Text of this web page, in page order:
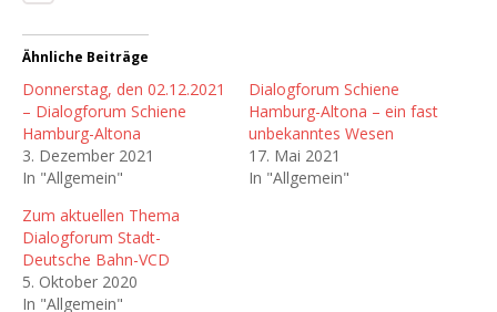
Ähnliche Beiträge
Donnerstag, den 02.12.2021
– Dialogforum Schiene
Hamburg-Altona
3. Dezember 2021
In "Allgemein"
Dialogforum Schiene
Hamburg-Altona – ein fast
unbekanntes Wesen
17. Mai 2021
In "Allgemein"
Zum aktuellen Thema
Dialogforum Stadt-
Deutsche Bahn-VCD
5. Oktober 2020
In "Allgemein"